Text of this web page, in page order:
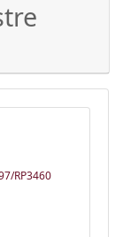
RP3460